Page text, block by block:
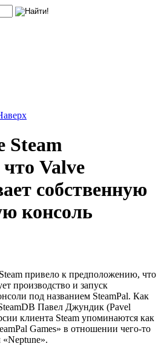
Steam
Valve
собственную
консоль
привело к предположению, что
производство и запуск
под названием SteamPal. Как
Павел Джундик (Pavel
клиента Steam упоминаются как
Games» в отношении чего-то